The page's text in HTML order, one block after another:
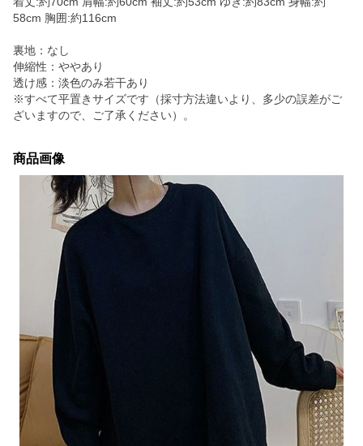
58cm 胸囲:約116cm
裏地：なし
伸縮性：ややあり
透け感：淡色のみ若干あり
※すべて平置きサイズです（採寸方法違いより、多少の誤差がご
ざいますので、ご了承ください）。
商品画像